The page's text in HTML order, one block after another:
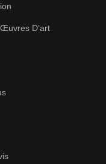
D’art